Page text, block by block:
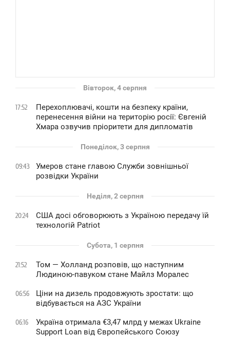
Вівторок, 4 серпня
17:52
Перехоплювачі, кошти на безпеку країни,
перенесення війни на територію росії: Євгеній
Хмара озвучив пріоритети для дипломатів
Понеділок, 3 серпня
09:43
Умеров стане главою Служби зовнішньої
розвідки України
Неділя, 2 серпня
20:24
США досі обговорюють з Україною передачу їй
технологій Patriot
Субота, 1 серпня
21:52
Том — Холланд розповів, що наступним
Людиною-павуком стане Майлз Моралес
06:56
Ціни на дизель продовжують зростати: що
відбувається на АЗС України
06:16
Україна отримала €3,47 млрд у межах Ukraine
Support Loan від Європейського Союзу